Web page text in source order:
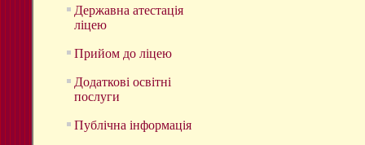
Державна атестація
ліцею
Прийом до ліцею
Додаткові освітні
послуги
Публічна інформація